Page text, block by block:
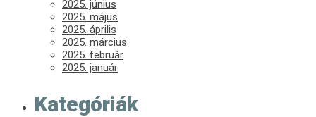
2025. június
2025. május
2025. április
2025. március
2025. február
2025. január
Kategóriák